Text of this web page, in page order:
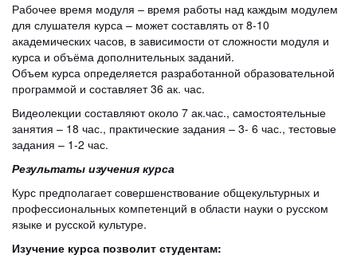
Рабочее время модуля – время работы над каждым модулем
для слушателя курса – может составлять от 8-10
академических часов, в зависимости от сложности модуля и
курса и объёма дополнительных заданий.
Объем курса определяется разработанной образовательной
программой и составляет 36 ак. час.
Видеолекции составляют около 7 ак.час., самостоятельные
занятия – 18 час., практические задания – 3- 6 час., тестовые
задания – 1-2 час.
Результаты изучения курса
Курс предполагает совершенствование общекультурных и
профессиональных компетенций в области науки о русском
языке и русской культуре.
Изучение курса позволит студентам: